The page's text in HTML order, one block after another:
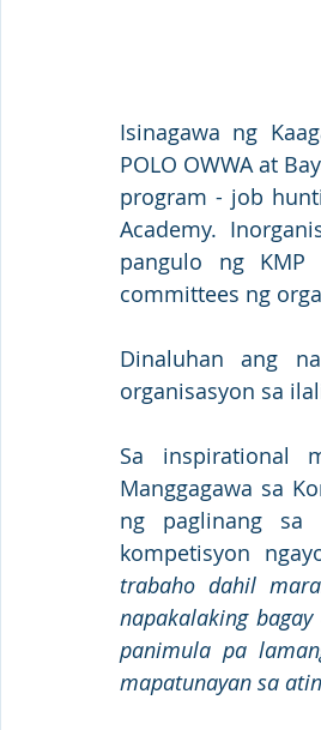
Isinagawa ng
POLO OWWA at
program - job
Academy.
pangulo ng
committees ng
Dinaluhan ang
organisasyon sa
Sa inspirational
Manggagawa sa
ng paglinang sa
kompetisyon
trabaho dahil
napakalaking
panimula pa
mapatunayan sa